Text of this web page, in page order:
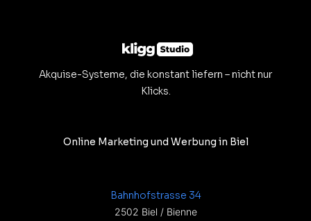
Akquise-Systeme, die konstant liefern – nicht nur
Klicks.
Online Marketing und Werbung in Biel
Bahnhofstrasse 34
2502 Biel / Bienne